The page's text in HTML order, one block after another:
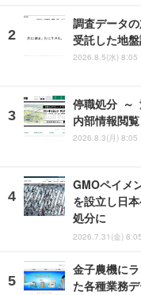
調査データ
受託した地
2026.8.5(水) 8:05
停職処分 ～
内部情報閲覧
2026.8.3(月) 8:05
GMOペイメ
を設立し日
処分に
2026.7.31(金) 8:05
金子農機に
た各種業務